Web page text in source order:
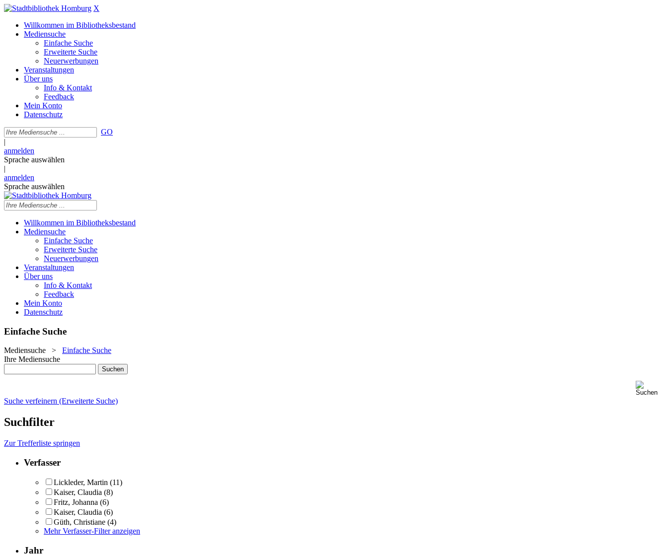
X
Willkommen im Bibliotheksbestand
Mediensuche
Einfache Suche
Erweiterte Suche
Neuerwerbungen
Veranstaltungen
Über uns
Info & Kontakt
Feedback
Mein Konto
Datenschutz
GO
|
anmelden
Sprache auswählen
|
anmelden
Sprache auswählen
Willkommen im Bibliotheksbestand
Mediensuche
Einfache Suche
Erweiterte Suche
Neuerwerbungen
Veranstaltungen
Über uns
Info & Kontakt
Feedback
Mein Konto
Datenschutz
Einfache Suche
Mediensuche > Einfache Suche
Ihre Mediensuche
Suche verfeinern (Erweiterte Suche)
Suchfilter
Zur Trefferliste springen
Verfasser
Lickleder, Martin (11)
Kaiser, Claudia (8)
Fritz, Johanna (6)
Kaiser, Claudia (6)
Güth, Christiane (4)
Mehr Verfasser-Filter anzeigen
Jahr